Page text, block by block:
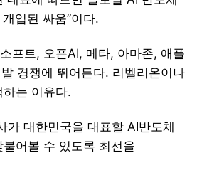
입된 싸움”이다.
프트, 오픈AI, 메타, 아마존, 애플
경쟁에 뛰어든다. 리벨리온이나
는 이유다.
가 대한민국을 대표할 AI반도체
어볼 수 있도록 최선을